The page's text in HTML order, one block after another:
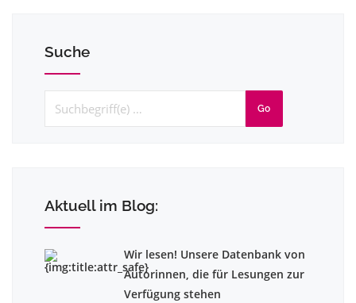
Suche
Go
Aktuell im Blog:
Wir lesen! Unsere Datenbank von
Autorinnen, die für Lesungen zur
Verfügung stehen